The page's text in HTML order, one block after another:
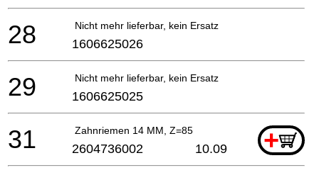
Nicht mehr lieferbar, kein Ersatz
28 1606625026
Nicht mehr lieferbar, kein Ersatz
29 1606625025
Zahnriemen 14 MM, Z=85 +
31 2604736002 10.09